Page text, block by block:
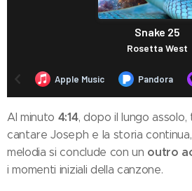
Al minuto 4:14, dopo il lungo
cantare Joseph e la storia
melodia si conclude con un outro
i momenti iniziali della canzone.